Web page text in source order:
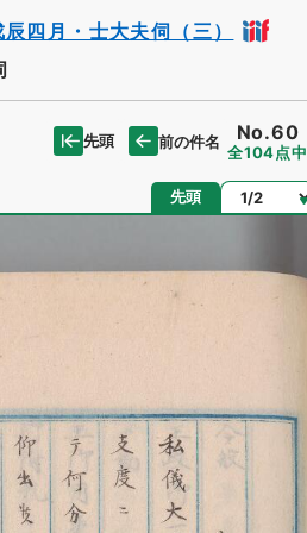
四月・士大夫伺（三）
先頭 前の件名 No.60
全104点中
先頭 ページ